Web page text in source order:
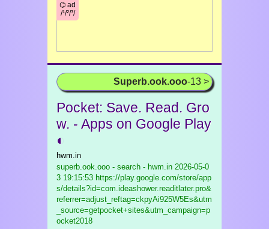
⌬ ad
/¹/²/³/
Superb.ook.ooo-13 >
Pocket: Save. Read. Gro
w. - Apps on Google Play
◐
hwm.in
superb.ook.ooo - search - hwm.in 2026-05-0
3 19:15:53 https://play.google.com/store/app
s/details?id=com.ideashower.readitlater.pro&
referrer=adjust_reftag=ckpyAi925W5Es&utm
_source=getpocket+sites&utm_campaign=p
ocket2018